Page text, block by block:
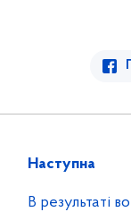
Наступна
В результаті